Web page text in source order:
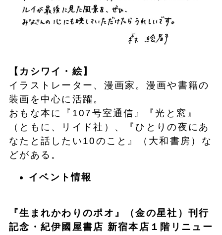
【カシワイ・絵】
イラストレーター、漫画家。漫画や書籍の
装画を中心に活躍。
おもな本に『107号室通信』『光と窓』
（ともに、リイド社）、『ひとりの夜にあ
なたと話したい10のこと』（大和書房）な
どがある。
イベント情報
『生まれかわりのポオ』（金の星社）刊行
記念・紀伊國屋書店 新宿本店１階リニュー